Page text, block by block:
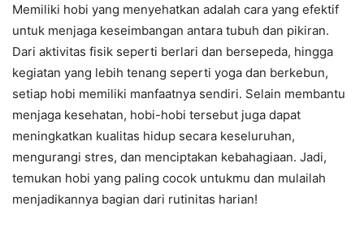
Memiliki hobi yang menyehatkan adalah cara yang efektif
untuk menjaga keseimbangan antara tubuh dan pikiran.
Dari aktivitas fisik seperti berlari dan bersepeda, hingga
kegiatan yang lebih tenang seperti yoga dan berkebun,
setiap hobi memiliki manfaatnya sendiri. Selain membantu
menjaga kesehatan, hobi-hobi tersebut juga dapat
meningkatkan kualitas hidup secara keseluruhan,
mengurangi stres, dan menciptakan kebahagiaan. Jadi,
temukan hobi yang paling cocok untukmu dan mulailah
menjadikannya bagian dari rutinitas harian!